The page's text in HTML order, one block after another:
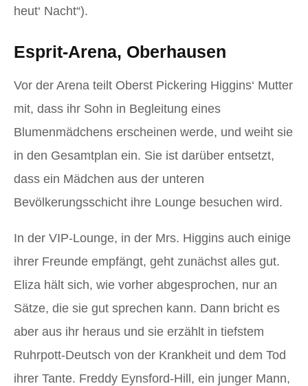
heut‘ Nacht“).
Esprit-Arena, Oberhausen
Vor der Arena teilt Oberst Pickering Higgins‘ Mutter
mit, dass ihr Sohn in Begleitung eines
Blumenmädchens erscheinen werde, und weiht sie
in den Gesamtplan ein. Sie ist darüber entsetzt,
dass ein Mädchen aus der unteren
Bevölkerungsschicht ihre Lounge besuchen wird.
In der VIP-Lounge, in der Mrs. Higgins auch einige
ihrer Freunde empfängt, geht zunächst alles gut.
Eliza hält sich, wie vorher abgesprochen, nur an
Sätze, die sie gut sprechen kann. Dann bricht es
aber aus ihr heraus und sie erzählt in tiefstem
Ruhrpott-Deutsch von der Krankheit und dem Tod
ihrer Tante. Freddy Eynsford-Hill, ein junger Mann,